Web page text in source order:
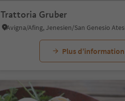
Trattoria Gruber
Plus d’information